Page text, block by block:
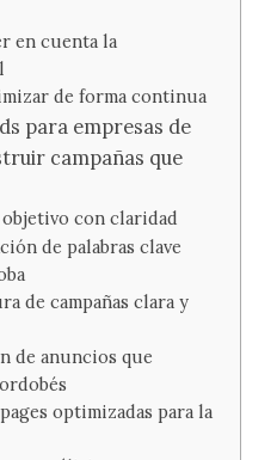
en cuenta la
de forma continua
para empresas de
campañas que
objetivo con claridad
de palabras clave
de campañas clara y
de anuncios que
optimizadas para la